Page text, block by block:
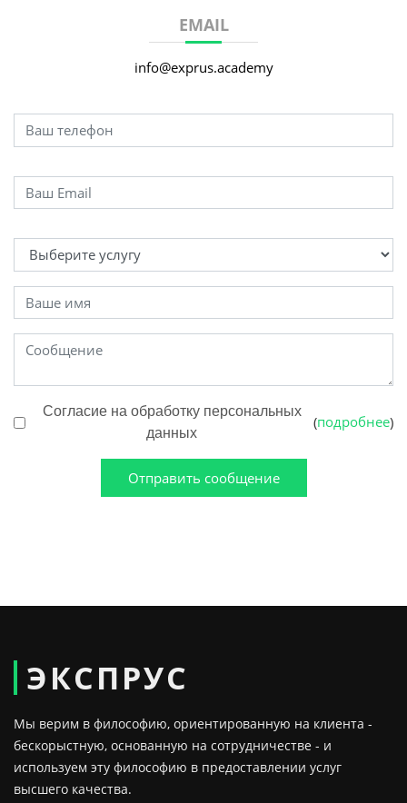
EMAIL
info@exprus.academy
Согласие на обработку персональных
данных
(подробнее)
Отправить сообщение
ЭКСПРУС
Мы верим в философию, ориентированную на клиента -
бескорыстную, основанную на сотрудничестве - и
используем эту философию в предоставлении услуг
высшего качества.